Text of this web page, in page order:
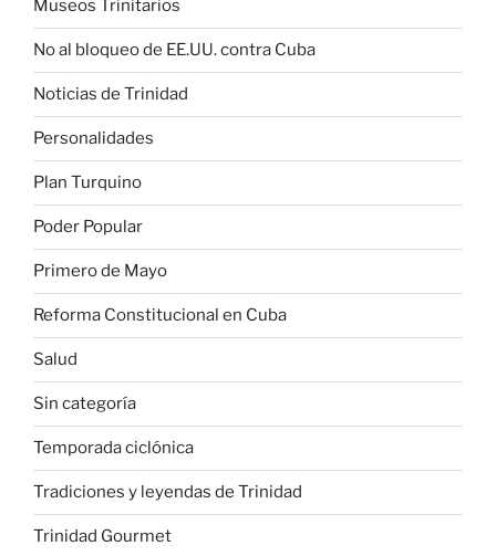
Museos Trinitarios
No al bloqueo de EE.UU. contra Cuba
Noticias de Trinidad
Personalidades
Plan Turquino
Poder Popular
Primero de Mayo
Reforma Constitucional en Cuba
Salud
Sin categoría
Temporada ciclónica
Tradiciones y leyendas de Trinidad
Trinidad Gourmet